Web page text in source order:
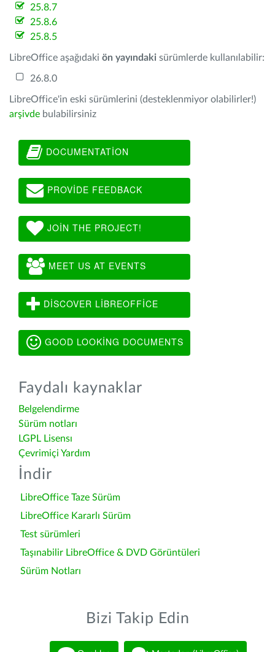
25.8.7
25.8.6
25.8.5
LibreOffice aşağıdaki ön yayındaki sürümlerde kullanılabilir:
26.8.0
LibreOffice'in eski sürümlerini (desteklenmiyor olabilirler!)
arşivde bulabilirsiniz
DOCUMENTATION
PROVIDE FEEDBACK
JOIN THE PROJECT!
MEET US AT EVENTS
DISCOVER LIBREOFFICE
GOOD LOOKING DOCUMENTS
Faydalı kaynaklar
Belgelendirme
Sürüm notları
LGPL Lisensı
Çevrimiçi Yardım
İndir
LibreOffice Taze Sürüm
LibreOffice Kararlı Sürüm
Test sürümleri
Taşınabilir LibreOffice & DVD Görüntüleri
Sürüm Notları
Bizi Takip Edin